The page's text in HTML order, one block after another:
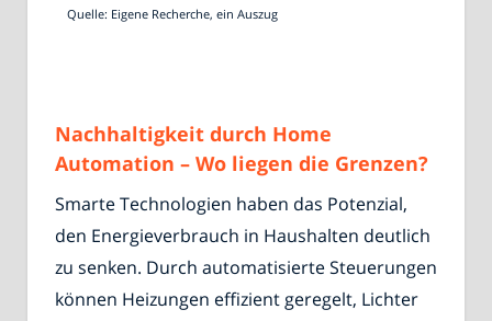
Quelle: Eigene Recherche, ein Auszug
Nachhaltigkeit durch Home
Automation – Wo liegen die Grenzen?
Smarte Technologien haben das Potenzial,
den Energieverbrauch in Haushalten deutlich
zu senken. Durch automatisierte Steuerungen
können Heizungen effizient geregelt, Lichter